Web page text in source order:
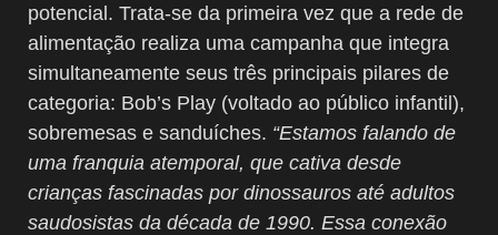
potencial. Trata-se da primeira vez que a rede de
alimentação realiza uma campanha que integra
simultaneamente seus três principais pilares de
categoria: Bob’s Play (voltado ao público infantil),
sobremesas e sanduíches. “Estamos falando de
uma franquia atemporal, que cativa desde
crianças fascinadas por dinossauros até adultos
saudosistas da década de 1990. Essa conexão